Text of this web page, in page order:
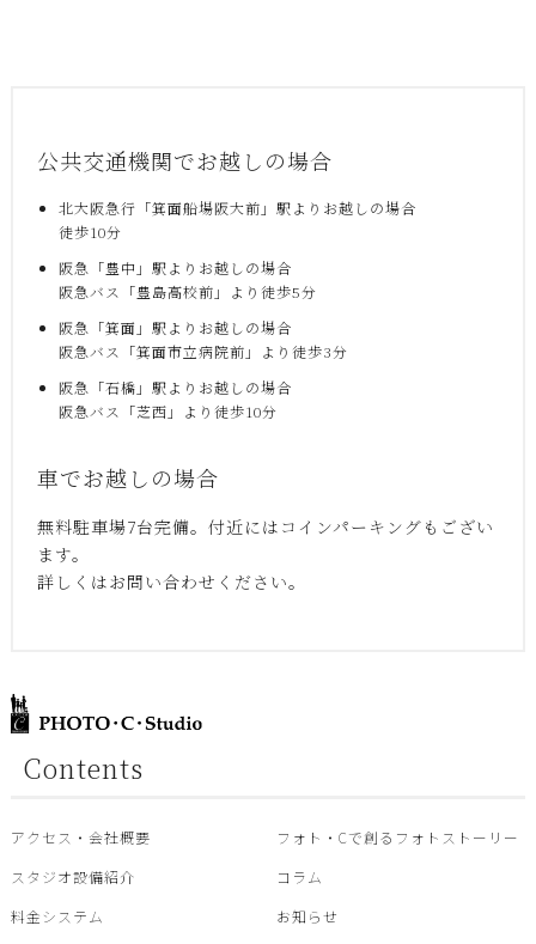
公共交通機関でお越しの場合
北大阪急行「箕面船場阪大前」駅よりお越しの場合
徒歩10分
阪急「豊中」駅よりお越しの場合
阪急バス「豊島高校前」より徒歩5分
阪急「箕面」駅よりお越しの場合
阪急バス「箕面市立病院前」より徒歩3分
阪急「石橋」駅よりお越しの場合
阪急バス「芝西」より徒歩10分
車でお越しの場合
無料駐車場7台完備。付近にはコインパーキングもござい
ます。
詳しくはお問い合わせください。
Contents
アクセス・会社概要
スタジオ設備紹介
料金システム
フォト・Cで創るフォトストーリー
コラム
お知らせ